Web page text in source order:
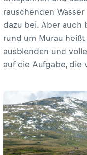
rauschenden
dazu bei. Aber auch
rund um Murau heißt
ausblenden und
auf die Aufgabe, die